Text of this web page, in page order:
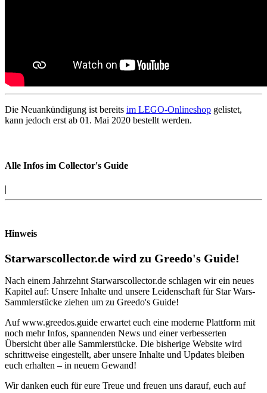
Die Neuankündigung ist bereits im LEGO-Onlineshop gelistet,
kann jedoch erst ab 01. Mai 2020 bestellt werden.
Alle Infos im Collector's Guide
|
Hinweis
Starwarscollector.de wird zu Greedo's Guide!
Nach einem Jahrzehnt Starwarscollector.de schlagen wir ein neues
Kapitel auf: Unsere Inhalte und unsere Leidenschaft für Star Wars-
Sammlerstücke ziehen um zu Greedo's Guide!
Auf www.greedos.guide erwartet euch eine moderne Plattform mit
noch mehr Infos, spannenden News und einer verbesserten
Übersicht über alle Sammlerstücke. Die bisherige Website wird
schrittweise eingestellt, aber unsere Inhalte und Updates bleiben
euch erhalten – in neuem Gewand!
Wir danken euch für eure Treue und freuen uns darauf, euch auf